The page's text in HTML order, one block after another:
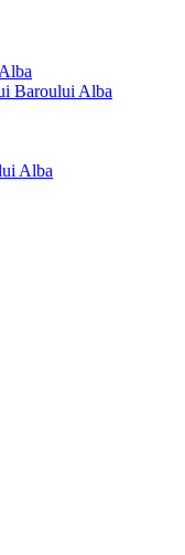
Baroului Alba
Alba